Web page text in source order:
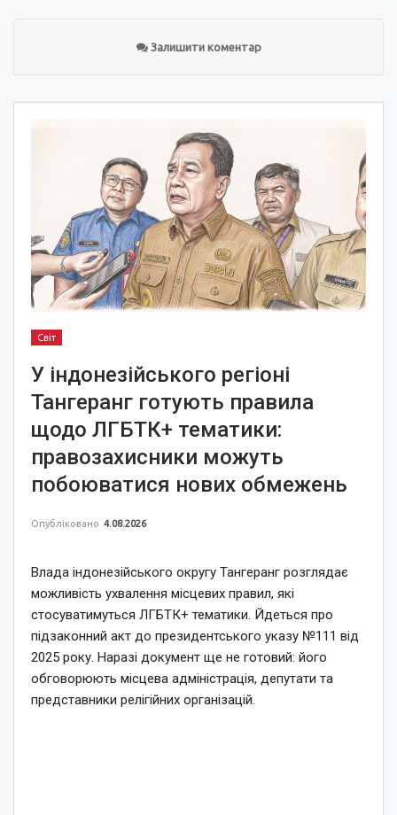
Залишити коментар
Світ
У індонезійського регіоні
Тангеранг готують правила
щодо ЛГБТК+ тематики:
правозахисники можуть
побоюватися нових обмежень
Опубліковано 4.08.2026
Влада індонезійського округу Тангеранг розглядає
можливість ухвалення місцевих правил, які
стосуватимуться ЛГБТК+ тематики. Йдеться про
підзаконний акт до президентського указу №111 від
2025 року. Наразі документ ще не готовий: його
обговорюють місцева адміністрація, депутати та
представники релігійних організацій.